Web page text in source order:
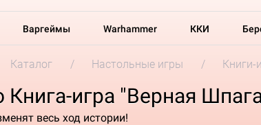
Варгеймы Warhammer ККИ
Каталог Настольные игры Книги-
игра "Верная
весь ход истории!